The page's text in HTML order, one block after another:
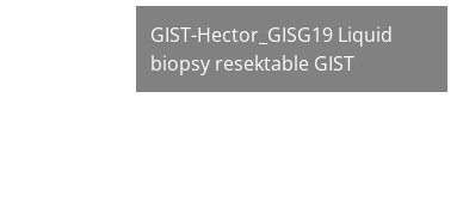
GIST-Hector_GISG19 Liquid
biopsy resektable GIST